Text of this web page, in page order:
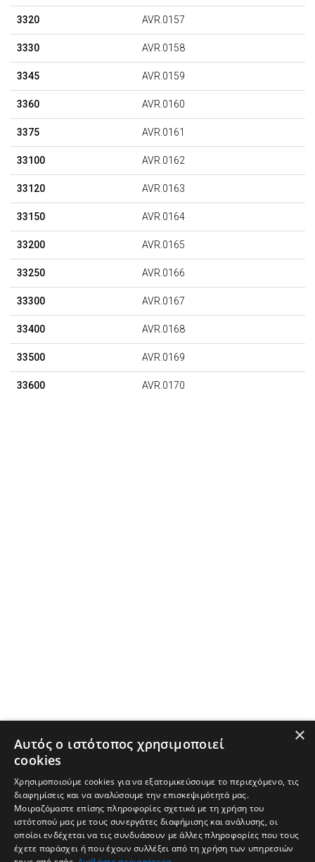
3320 AVR.0157
3330 AVR.0158
3345 AVR.0159
3360 AVR.0160
3375 AVR.0161
33100 AVR.0162
33120 AVR.0163
33150 AVR.0164
33200 AVR.0165
33250 AVR.0166
33300 AVR.0167
33400 AVR.0168
33500 AVR.0169
33600 AVR.0170
×
Αυτός ο ιστότοπος χρησιμοποιεί
cookies
Χρησιμοποιούμε cookies για να εξατομικεύσουμε το περιεχόμενο, τις
διαφημίσεις και να αναλύσουμε την επισκεψιμότητά μας.
Μοιραζόμαστε επίσης πληροφορίες σχετικά με τη χρήση του
ιστότοπού μας με τους συνεργάτες διαφήμισης και ανάλυσης, οι
οποίοι ενδέχεται να τις συνδυάσουν με άλλες πληροφορίες που τους
έχετε παράσχει ή που έχουν συλλέξει από τη χρήση των υπηρεσιών